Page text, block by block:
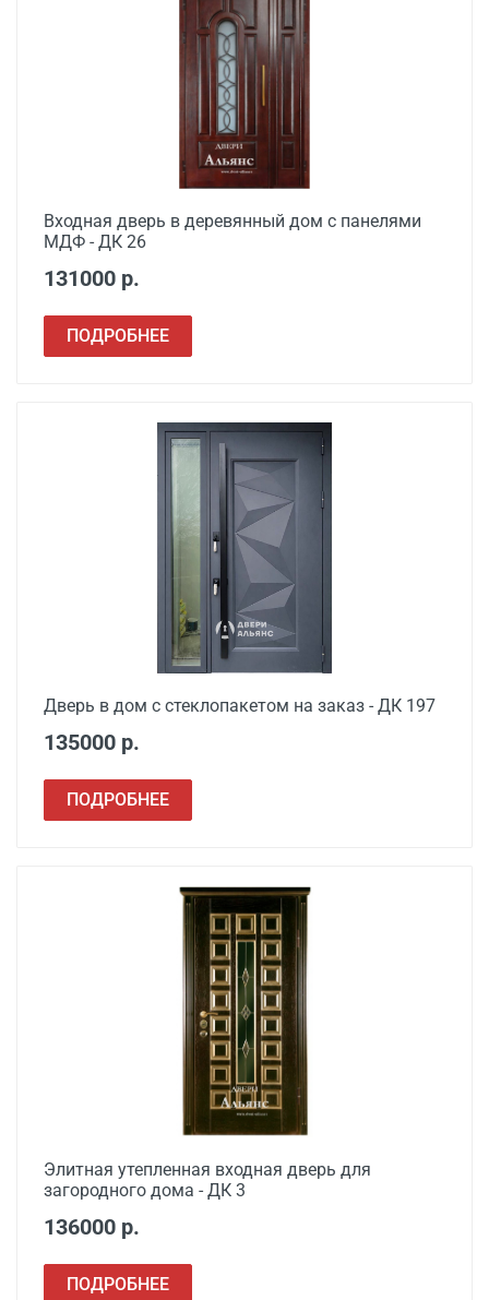
Входная дверь в деревянный дом с панелями
МДФ - ДК 26
131000 р.
ПОДРОБНЕЕ
Дверь в дом с стеклопакетом на заказ - ДК 197
135000 р.
ПОДРОБНЕЕ
Элитная утепленная входная дверь для
загородного дома - ДК 3
136000 р.
ПОДРОБНЕЕ